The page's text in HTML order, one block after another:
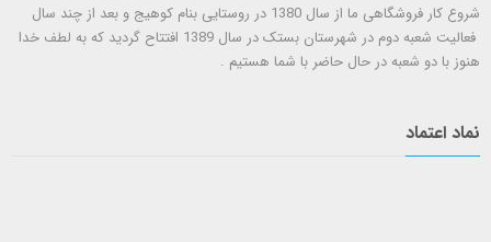
شروع کار فروشگاهی ما از سال 1380 در روستایی بنام کوهیج و بعد از چند سال
فعالیت شعبه دوم در شهرستان بستک در سال 1389 افتتاح گردید که به لطف خدا
هنوز با دو شعبه در حال حاضر با شما هستيم .
نماد اعتماد